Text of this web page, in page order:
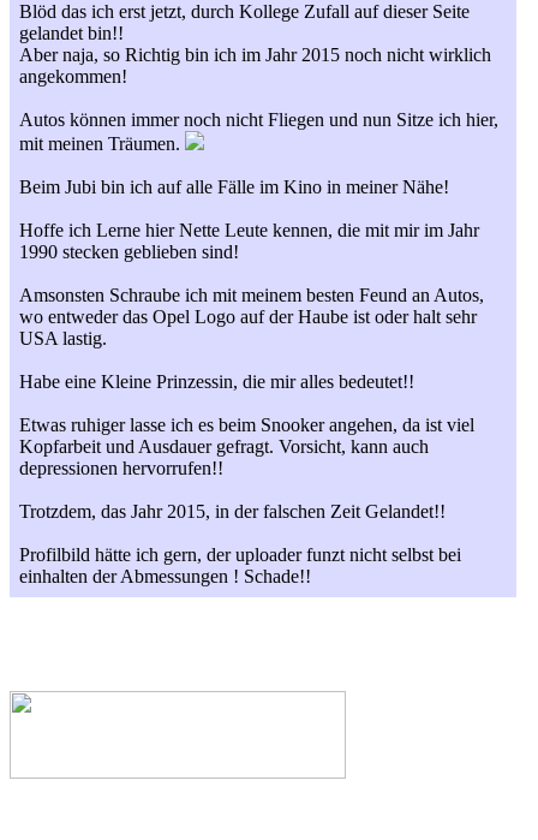
Blöd das ich erst jetzt, durch Kollege Zufall auf dieser Seite
gelandet bin!!
Aber naja, so Richtig bin ich im Jahr 2015 noch nicht wirklich
angekommen!
Autos können immer noch nicht Fliegen und nun Sitze ich hier,
mit meinen Träumen.
Beim Jubi bin ich auf alle Fälle im Kino in meiner Nähe!
Hoffe ich Lerne hier Nette Leute kennen, die mit mir im Jahr
1990 stecken geblieben sind!
Amsonsten Schraube ich mit meinem besten Feund an Autos,
wo entweder das Opel Logo auf der Haube ist oder halt sehr
USA lastig.
Habe eine Kleine Prinzessin, die mir alles bedeutet!!
Etwas ruhiger lasse ich es beim Snooker angehen, da ist viel
Kopfarbeit und Ausdauer gefragt. Vorsicht, kann auch
depressionen hervorrufen!!
Trotzdem, das Jahr 2015, in der falschen Zeit Gelandet!!
Profilbild hätte ich gern, der uploader funzt nicht selbst bei
einhalten der Abmessungen ! Schade!!